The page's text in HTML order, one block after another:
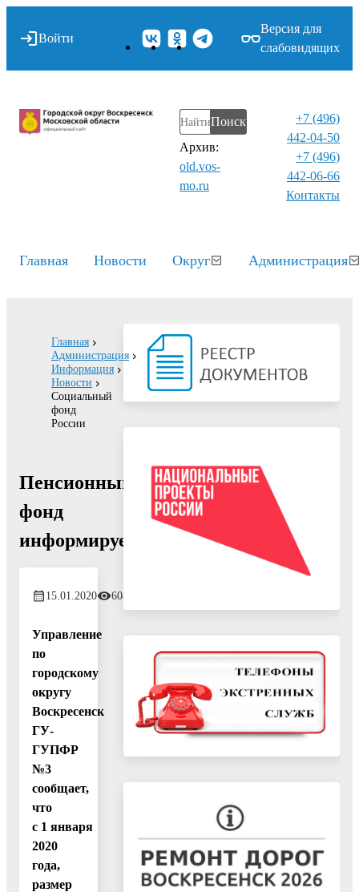
Войти
Версия для
слабовидящих
Поиск
Архив:
old.vos-
mo.ru
+7 (496)
442-04-50
+7 (496)
442-06-66
Контакты⁠
Главная Новости Округ Администрация
Главная
Администрация
Информация
Новости
Социальный
фонд
России
Пенсионный
фонд
информирует
15.01.2020 604
Управление
по
городскому
округу
Воскресенск
ГУ-
ГУПФР
№3
сообщает,
что
с 1 января
2020
года,
размер